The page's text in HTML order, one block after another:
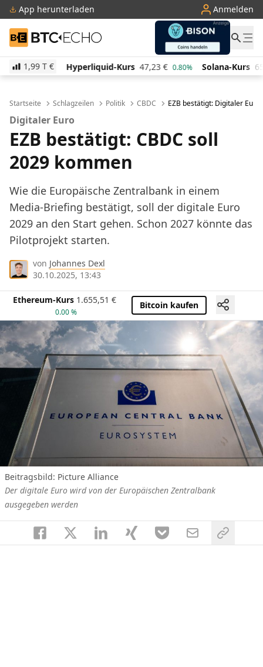
App herunterladen Anmelden
BTC-ECHO
1,99 T €
Hyperliquid-Kurs 47,23 € 0.80% Solana-Kurs 65,96 € 2.10%
Startseite Schlagzeilen Politik CBDC EZB bestätigt: Digitaler
Digitaler Euro
EZB bestätigt: CBDC soll
2029 kommen
Wie die Europäische Zentralbank in einem
Media-Briefing bestätigt, soll der digitale Euro
2029 an den Start gehen. Schon 2027 könnte das
Pilotprojekt starten.
von Johannes Dexl
30.10.2025, 13:43
Ethereum-Kurs 1.655,51 €
0.00 %
Bitcoin kaufen
Beitragsbild: Picture Alliance
Der digitale Euro wird von der Europäischen Zentralbank
ausgegeben werden